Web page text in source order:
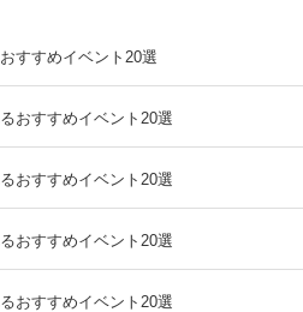
すすめイベント20選
おすすめイベント20選
おすすめイベント20選
おすすめイベント20選
おすすめイベント20選